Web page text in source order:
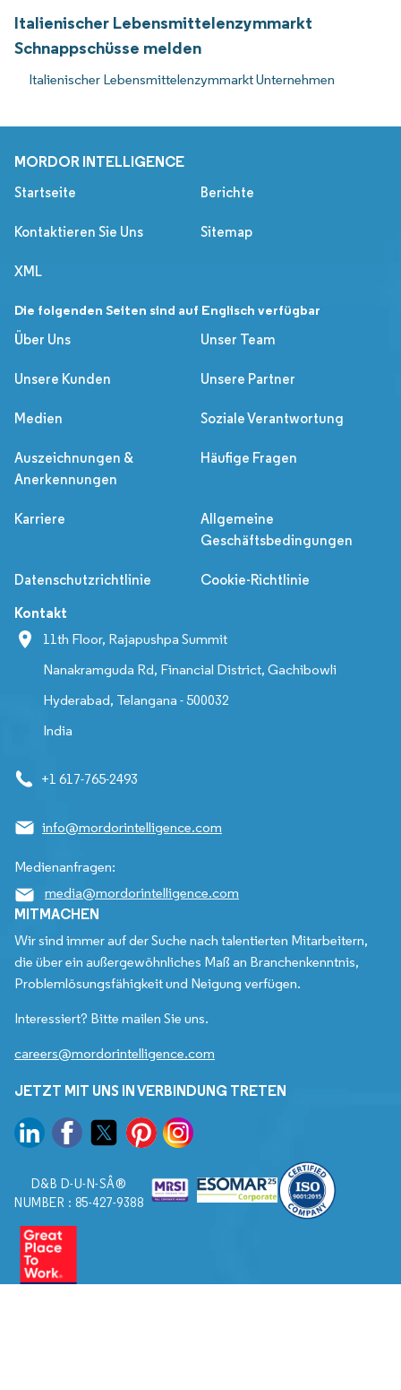
Italienischer Lebensmittelenzymmarkt
Schnappschüsse melden
Italienischer Lebensmittelenzymmarkt Unternehmen
MORDOR INTELLIGENCE
Startseite Berichte
Kontaktieren Sie Uns Sitemap
XML
Die folgenden Seiten sind auf Englisch verfügbar
Über Uns
Unser Team
Unsere Kunden Unsere Partner
Medien Soziale Verantwortung
Auszeichnungen &
Anerkennungen
Häufige Fragen
Karriere
Allgemeine
Geschäftsbedingungen
Datenschutzrichtlinie Cookie-Richtlinie
Kontakt
11th Floor, Rajapushpa Summit
Nanakramguda Rd, Financial District, Gachibowli
Hyderabad, Telangana - 500032
India
+1 617-765-2493
info@mordorintelligence.com
Medienanfragen:
media@mordorintelligence.com
MITMACHEN
Wir sind immer auf der Suche nach talentierten Mitarbeitern,
die über ein außergewöhnliches Maß an Branchenkenntnis,
Problemlösungsfähigkeit und Neigung verfügen.
Interessiert? Bitte mailen Sie uns.
careers@mordorintelligence.com
JETZT MIT UNS IN VERBINDUNG TRETEN
D&B D-U-N-SÂ®
NUMBER : 85-427-9388